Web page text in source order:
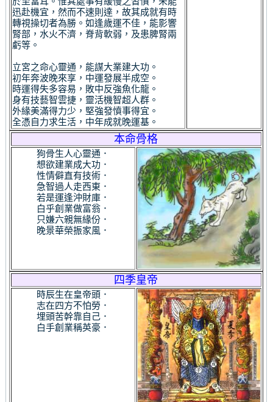
迅赴機宜，然而不速則達，故其成就有時
轉視操切者為勝。如逢歲運不佳，能影響
腎部，水火不濟，脊背軟弱，及患脾腎兩
虧等。
立宮之命心靈通，能謀大業建大功。
初年奔波晚來享，中運發展半成空。
時運得失多容易，敗中反強魚化龍。
身有技藝智雲捷，靈活機智超人群。
外緣美滿得力少，堅強發憤事得宜。
全憑自力求生活，中年成就晚運基。
本命骨格
狗骨生人心靈通．
想欲建業成大功．
性情僻直有技術．
急智過人走西東．
若是運逢沖財庫．
白乎創業做富翁．
只嫌六親無緣份．
晚景華榮振家風．
四季皇帝
時辰生在皇帝頭．
志在四方不怕勞．
埋頭苦幹靠自己．
白手創業稱英豪．